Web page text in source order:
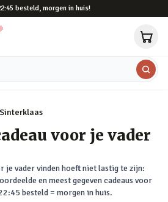
besteld, morgen in huis!
Sinterklaas
voor je vader
je vader vinden hoeft niet lastig te zijn:
en meest gegeven cadeaus voor
besteld = morgen in huis.